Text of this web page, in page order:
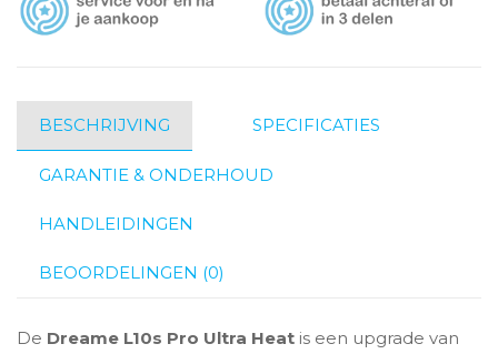
BESCHRIJVING SPECIFICATIES
GARANTIE & ONDERHOUD
HANDLEIDINGEN
BEOORDELINGEN (0)
De Dreame L10s Pro Ultra Heat is een upgrade van